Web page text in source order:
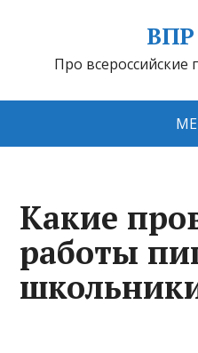
ВПР
Про
Какие
работы